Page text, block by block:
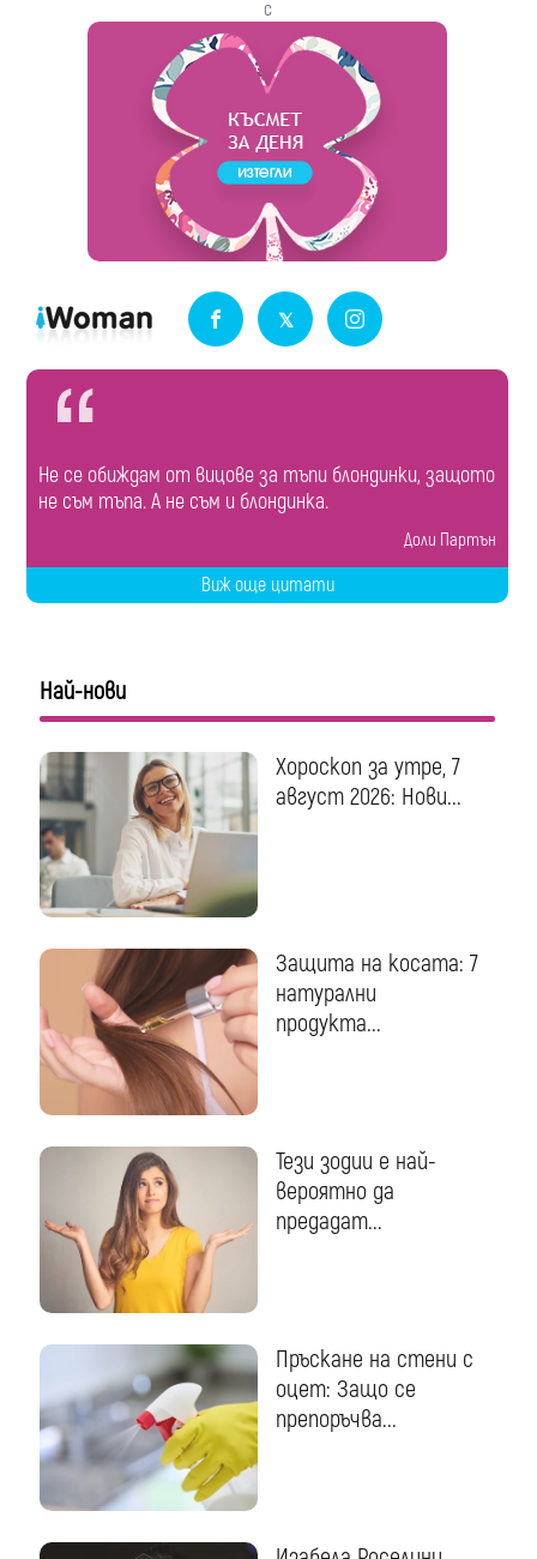
с
Не се обиждам от вицове за тъпи блондинки, защото
не съм тъпа. А не съм и блондинка.
Доли Партън
Виж още цитати
Най-нови
Хороскоп за утре, 7
август 2026: Нови...
Защита на косата: 7
натурални
продукта...
Тези зодии е най-
вероятно да
предадат...
Пръскане на стени с
оцет: Защо се
препоръчва...